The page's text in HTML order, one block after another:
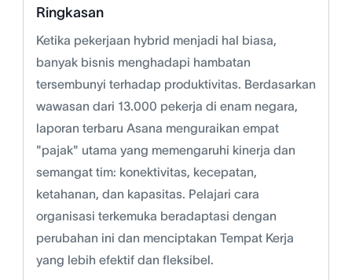
Ringkasan
Ketika pekerjaan hybrid menjadi hal biasa,
banyak bisnis menghadapi hambatan
tersembunyi terhadap produktivitas. Berdasarkan
wawasan dari 13.000 pekerja di enam negara,
laporan terbaru Asana menguraikan empat
"pajak" utama yang memengaruhi kinerja dan
semangat tim: konektivitas, kecepatan,
ketahanan, dan kapasitas. Pelajari cara
organisasi terkemuka beradaptasi dengan
perubahan ini dan menciptakan Tempat Kerja
yang lebih efektif dan fleksibel.